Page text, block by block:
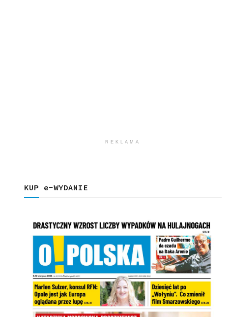
REKLAMA
KUP e-WYDANIE